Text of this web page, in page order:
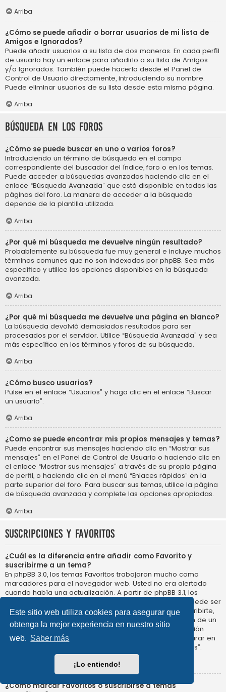
Este sitio web utiliza cookies para asegurar que
obtenga la mejor experiencia en nuestro sitio
web. Saber más
¡Lo entiendo!
Arriba
¿Cómo se puede añadir o borrar usuarios de mi lista de
Amigos e Ignorados?
Puede añadir usuarios a su lista de dos maneras. En cada perfil
de usuario hay un enlace para añadirlo a su lista de Amigos
y/o Ignorados. También puede hacerlo desde el Panel de
Control de Usuario directamente, introduciendo su nombre.
Puede eliminar usuarios de su lista desde esta misma página.
Arriba
Búsqueda en los foros
¿Cómo se puede buscar en uno o varios foros?
Introduciendo un término de búsqueda en el campo
correspondiente del buscador del índice, foro o en los temas.
Puede acceder a búsquedas avanzadas haciendo clic en el
enlace “Búsqueda Avanzada” que está disponible en todas las
páginas del foro. La manera de acceder a la búsqueda
depende de la plantilla utilizada.
Arriba
¿Por qué mi búsqueda me devuelve ningún resultado?
Probablemente su búsqueda fue muy general e incluye muchos
términos comunes que no son indexados por phpBB. Sea más
específico y utilice las opciones disponibles en la búsqueda
avanzada.
Arriba
¿Por qué mi búsqueda me devuelve una página en blanco?
La búsqueda devolvió demasiados resultados para ser
procesados por el servidor. Utilice “Búsqueda Avanzada” y sea
más específico en los términos y foros de su búsqueda.
Arriba
¿Cómo busco usuarios?
Pulse en el enlace “Usuarios” y haga clic en el enlace “Buscar
un usuario”.
Arriba
¿Como se puede encontrar mis propios mensajes y temas?
Puede encontrar sus mensajes haciendo clic en “Mostrar sus
mensajes” en el Panel de Control de Usuario o haciendo clic en
el enlace “Mostrar sus mensajes” a través de su propio página
de perfil, o haciendo clic en el menú “Enlaces rápidos” en la
parte superior del foro. Para buscar sus temas, utilice la página
de búsqueda avanzada y complete las opciones apropiadas.
Arriba
Suscripciones y Favoritos
¿Cuál es la diferencia entre añadir como Favorito y
suscribirme a un tema?
En phpBB 3.0, los temas Favoritos trabajaron mucho como
marcadores para el navegador web. Usted no era alertado
cuando había una actualización. A partir de phpBB 3.1, los
Favoritos son más como suscribirse a un tema. Usted puede ser
notificado cuando un tema Favorito se actualiza. Al suscribirte,
sin embargo, se le avisará de que hay una actualización de un
tema, o foro en el propio foro. Las opciones de notificación
para los Favoritos y las suscripciones se pueden configurar en
el Panel de Control de Usuario, en “Preferencias de Foros”.
¿Cómo marcar Favoritos o suscribirse a temas